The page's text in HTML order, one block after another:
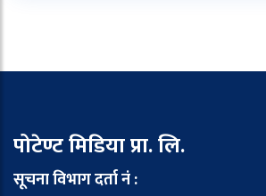
पोटेण्ट मिडिया प्रा. लि.
सूचना विभाग दर्ता नं :